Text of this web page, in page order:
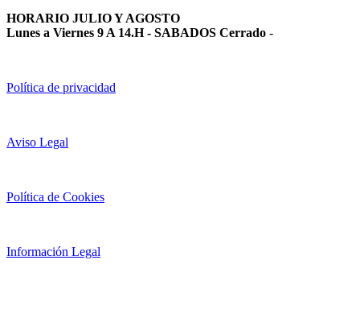
HORARIO JULIO Y AGOSTO
Lunes a Viernes 9 A 14.H - SABADOS Cerrado -
Política de privacidad
Aviso Legal
Política de Cookies
Información Legal